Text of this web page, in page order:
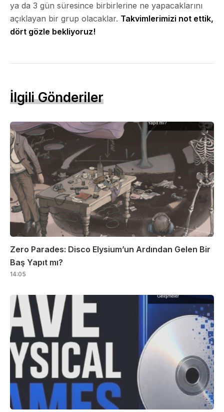
ya da 3 gün süresince birbirlerine ne yapacaklarını
açıklayan bir grup olacaklar. Takvimlerimizi not ettik,
dört gözle bekliyoruz!
İlgili Gönderiler
Zero Parades: Disco Elysium’un Ardından Gelen Bir
Baş Yapıt mı?
14:05